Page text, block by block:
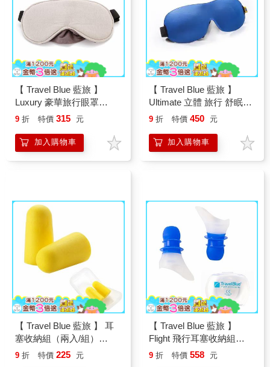
【 Travel Blue 藍旅 】
Luxury 豪華旅行眼罩
TB453
9 折 特價 315 元
加入購物車
【 Travel Blue 藍旅 】
Ultimate 立體 旅行 舒眠眼
罩 頂級眼罩 TB454
9 折 特價 450 元
加入購物車
【 Travel Blue 藍旅 】 耳
塞收納組（兩入/組）
TB490
9 折 特價 225 元
【 Travel Blue 藍旅 】
Flight 飛行耳塞收納組
TB492
9 折 特價 558 元